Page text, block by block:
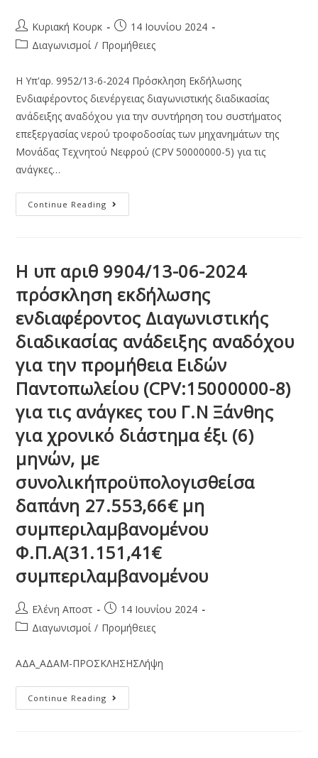
Κυριακή Κουρκ
14 Ιουνίου 2024
Διαγωνισμοί / Προμήθειες
Η Υπ'αρ. 9952/13-6-2024 Πρόσκληση Εκδήλωσης
Ενδιαφέροντος διενέργειας διαγωνιστικής διαδικασίας
ανάδειξης αναδόχου για την συντήρηση του συστήματος
επεξεργασίας νερού τροφοδοσίας των μηχανημάτων της
Μονάδας Τεχνητού Νεφρού (CPV 50000000-5) για τις
ανάγκες…
Continue Reading
Η υπ αριθ 9904/13-06-2024
πρόσκληση εκδήλωσης
ενδιαφέροντος Διαγωνιστικής
διαδικασίας ανάδειξης αναδόχου
για την προμήθεια Ειδών
Παντοπωλείου (CPV:15000000-8)
για τις ανάγκες του Γ.Ν Ξάνθης
για χρονικό διάστημα έξι (6)
μηνών, με
συνολικήπροϋπολογισθείσα
δαπάνη 27.553,66€ μη
συμπεριλαμβανομένου
Φ.Π.Α(31.151,41€
συμπεριλαμβανομένου
Ελένη Αποστ
14 Ιουνίου 2024
Διαγωνισμοί / Προμήθειες
ΑΔΑ_ΑΔΑΜ-ΠΡΟΣΚΛΗΣΗΣΛήψη
Continue Reading